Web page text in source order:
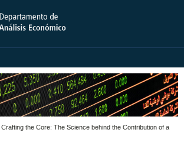
the Core: The Science behind the Contribution of a